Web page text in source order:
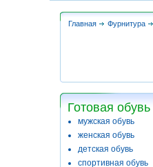
Главная Фурнитура
Готовая обувь
мужская обувь
женская обувь
детская обувь
спортивная обувь